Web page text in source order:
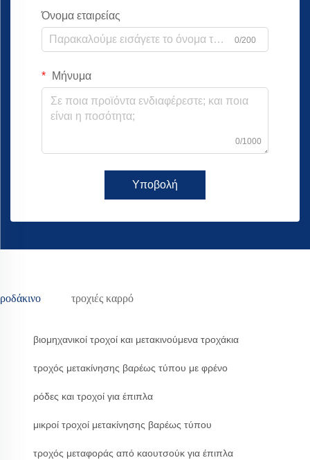
Όνομα εταιρείας
0/200
Μήνυμα
0/1000
Υποβολή
ροδάκινο τροχιές καρρό
βιομηχανικοί τροχοί και μετακινούμενα τροχάκια
τροχός μετακίνησης βαρέως τύπου με φρένο
ρόδες και τροχοί για έπιπλα
μικροί τροχοί μετακίνησης βαρέως τύπου
τροχός μεταφοράς από καουτσούκ για έπιπλα